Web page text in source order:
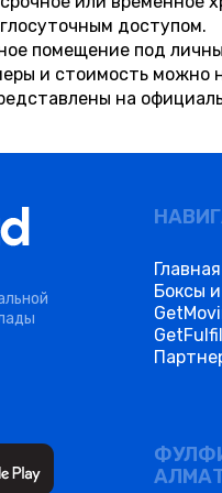
доступом.
помещение под
и стоимость можно
на
Главная
Боксы